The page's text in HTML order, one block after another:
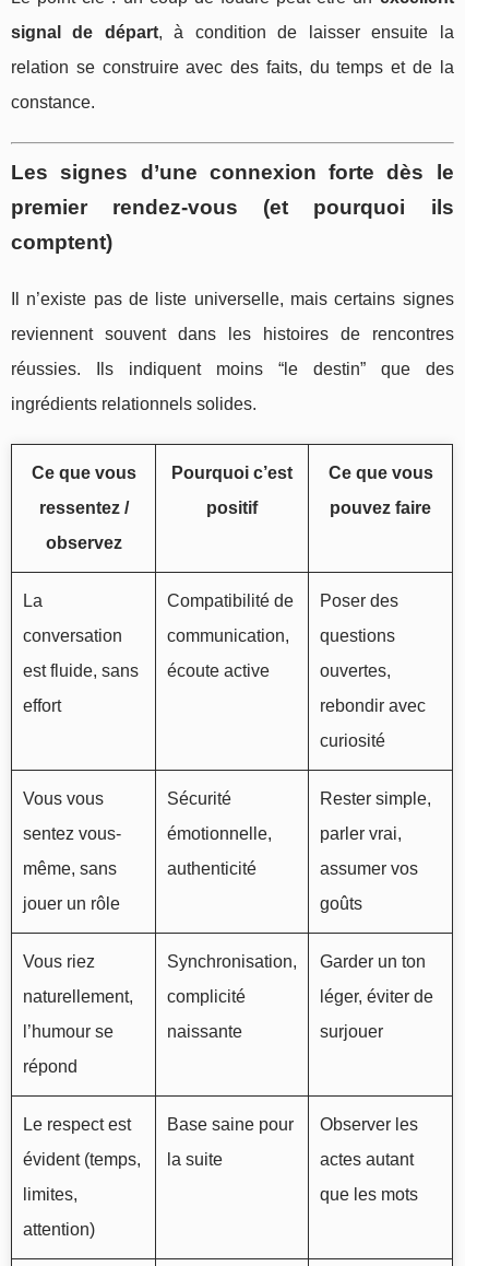
signal de départ, à condition de laisser ensuite la
relation se construire avec des faits, du temps et de la
constance.
Les signes d’une connexion forte dès le
premier rendez-vous (et pourquoi ils
comptent)
Il n’existe pas de liste universelle, mais certains signes
reviennent souvent dans les histoires de rencontres
réussies. Ils indiquent moins “le destin” que des
ingrédients relationnels solides.
Ce que vous
ressentez /
observez
Pourquoi c’est
positif
Ce que vous
pouvez faire
La
conversation
est fluide, sans
effort
Compatibilité de
communication,
écoute active
Poser des
questions
ouvertes,
rebondir avec
curiosité
Vous vous
sentez vous-
même, sans
jouer un rôle
Sécurité
émotionnelle,
authenticité
Rester simple,
parler vrai,
assumer vos
goûts
Vous riez
naturellement,
l’humour se
répond
Synchronisation,
complicité
naissante
Garder un ton
léger, éviter de
surjouer
Le respect est
évident (temps,
limites,
attention)
Base saine pour
la suite
Observer les
actes autant
que les mots